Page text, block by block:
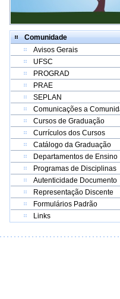
Comunidade
Avisos Gerais
UFSC
PROGRAD
PRAE
SEPLAN
Comunicações a
Cursos de Graduação
Currículos dos Cursos
Catálogo da Graduação
Departamentos de Ensino
Programas de Disciplinas
Autenticidade Documento
Representação Discente
Formulários Padrão
Links